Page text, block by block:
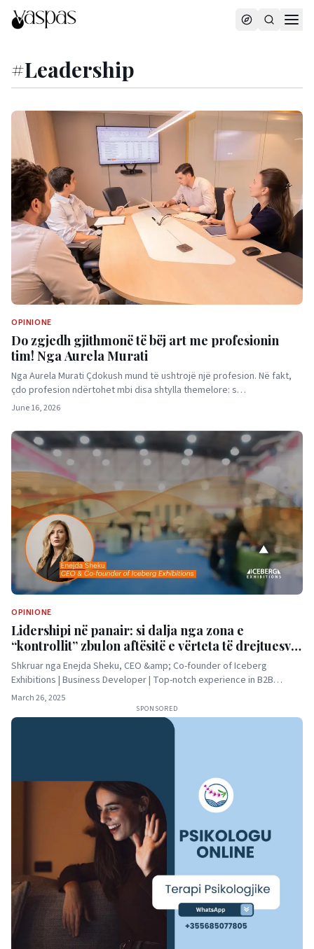
#Leadership
OPINIONE
Do zgjedh gjithmonë të bëj art me profesionin
tim! Nga Aurela Murati
Nga Aurela Murati Çdokush mund të ushtrojë një profesion. Në fakt,
çdo profesion ndërtohet mbi disa shtylla themelore: s…
June 16, 2026
OPINIONE
Lidershipi në panair: si dalja nga zona e
“kontrollit” zbulon aftësitë e vërteta të drejtuesve
të bizneseve
Shkruar nga Enejda Sheku, CEO &amp; Co-founder of Iceberg
Exhibitions | Business Developer | Top-notch experience in B2B…
March 26, 2025
SPONSORED